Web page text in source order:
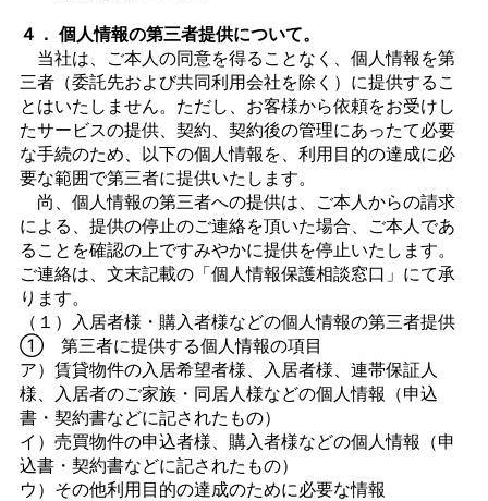
４． 個人情報の第三者提供について。
当社は、ご本人の同意を得ることなく、個人情報を第
三者（委託先および共同利用会社を除く）に提供するこ
とはいたしません。ただし、お客様から依頼をお受けし
たサービスの提供、契約、契約後の管理にあったて必要
な手続のため、以下の個人情報を、利用目的の達成に必
要な範囲で第三者に提供いたします。
尚、個人情報の第三者への提供は、ご本人からの請求
による、提供の停止のご連絡を頂いた場合、ご本人であ
ることを確認の上ですみやかに提供を停止いたします。
ご連絡は、文末記載の「個人情報保護相談窓口」にて承
ります。
（１）入居者様・購入者様などの個人情報の第三者提供
① 第三者に提供する個人情報の項目
ア）賃貸物件の入居希望者様、入居者様、連帯保証人
様、入居者のご家族・同居人様などの個人情報（申込
書・契約書などに記されたもの）
イ）売買物件の申込者様、購入者様などの個人情報（申
込書・契約書などに記されたもの）
ウ）その他利用目的の達成のために必要な情報